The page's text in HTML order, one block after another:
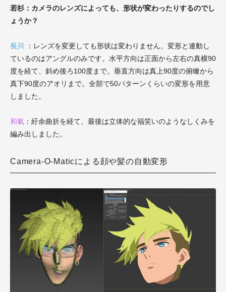
若杉：カメラのレンズによっても、形状が変わったりするのでし
ょうか？
長川
：レンズを変更しても形状は変わりません。変形と連動し
ているのはアングルのみです。水平方向は正面から左右の真横90
度を経て、斜め後ろ100度まで。垂直方向は真上90度の俯瞰から
真下90度のアオリまで。全部で50パターンくらいの変形を用意
しました。
和氣 ：紆余曲折を経て、最後は立体的な福笑いのようなしくみを
編み出しました。
Camera-O-Maticによる顔や髪の自動変形